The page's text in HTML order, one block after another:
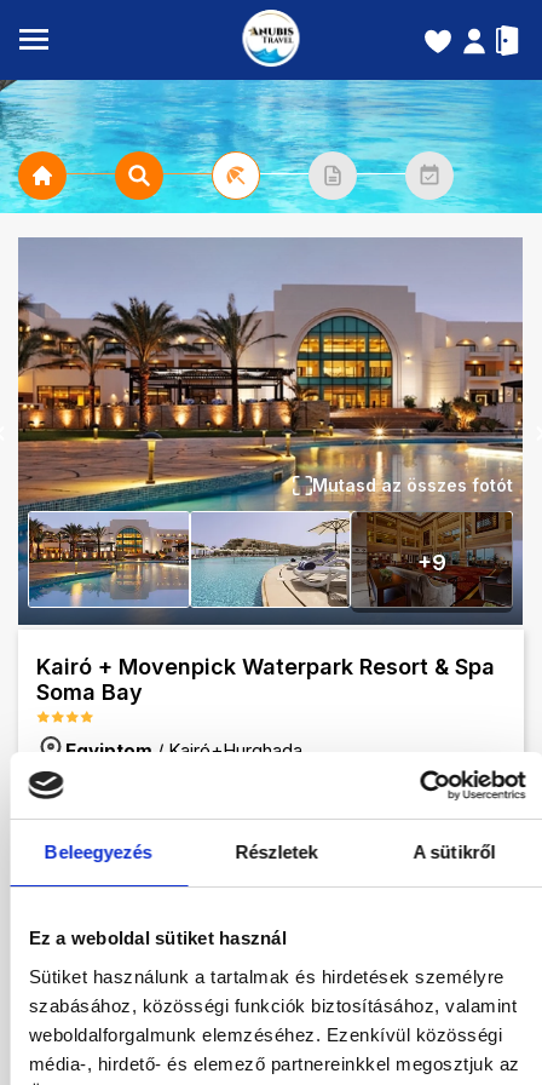
Beleegyezés Részletek A sütikről
Ez a weboldal sütiket használ
Sütiket használunk a tartalmak és hirdetések személyre
szabásához, közösségi funkciók biztosításához, valamint
weboldalforgalmunk elemzéséhez. Ezenkívül közösségi
média-, hirdető- és elemező partnereinkkel megosztjuk az
Mutasd az összes fotót
+9
Kairó + Movenpick Waterpark Resort & Spa
Soma Bay
Egyiptom / Kairó+Hurghada
Ehhez a szállodához jelenleg nincs elérhető
ajánlat. Nézd meg a többi utazási ajánlatunkat,
vagy térjvissza a főoldalra.
Hotel leírás Program leírás
Hotel leírás